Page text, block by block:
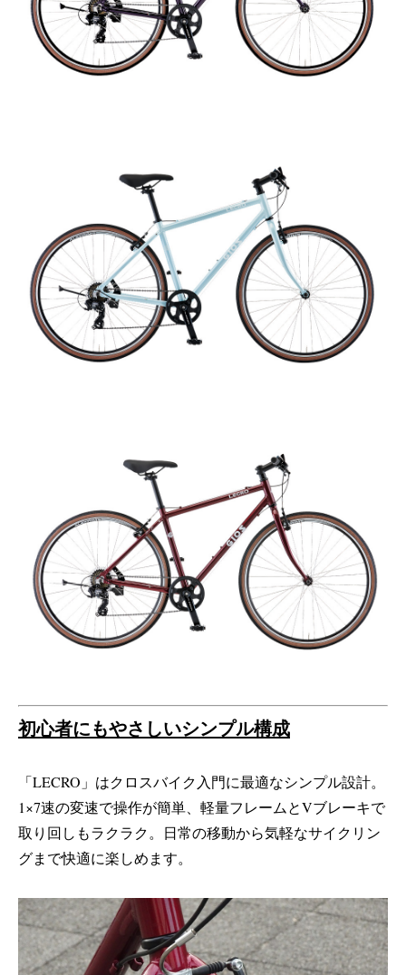
初心者にもやさしいシンプル構成
「LECRO」はクロスバイク入門に最適なシンプル設計。
1×7速の変速で操作が簡単、軽量フレームとVブレーキで
取り回しもラクラク。日常の移動から気軽なサイクリン
グまで快適に楽しめます。